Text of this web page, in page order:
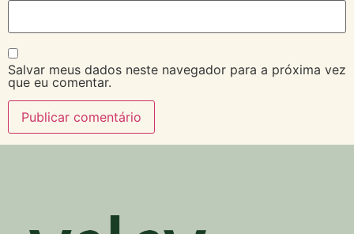
Salvar meus dados neste navegador para a próxima vez
que eu comentar.